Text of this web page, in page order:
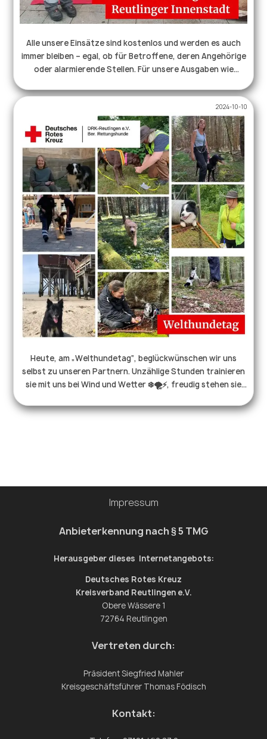
Alle unsere Einsätze sind kostenlos und werden es auch
immer bleiben – egal, ob für Betroffene, deren Angehörige
oder alarmierende Stellen. Für unsere Ausgaben wie
Spendengelder angewiesen. ♥️⛑️ Daher wird man uns und
Adventssamstagen in der Reutlinger Innenstadt
antreffen. ⛑️🐕 Wir freuen uns auf nette Gespräche, neue
und bekannte Gesichter und natürlich auch über eine
Spende in unser Kässchen. Mittlerweile gibt es außerdem
die Möglichkeit, sicher und bequem per PayPal zu spenden
– den QR-Code findet man auch bei unseren Teams auf
den Spendendosen. Wir freuen uns auf alle Besucher und
wünschen eine schöne Vorweihnachtszeit! . . . #ehrenamt
#drk #reutlingen #blaulichtfamilie #rettungshunde
#helferaufvierpfoten #hundeliebe #vermisstensuche
2024-10-10
Heute, am „Welthundetag“, beglückwünschen wir uns
selbst zu unseren Partnern. Unzählige Stunden trainieren
sie mit uns bei Wind und Wetter ❄️🌪️⚡️, freudig stehen sie
laufen sie ins Dunkle und Unbekannte. All das, damit wir im
Impressum
Anbieterkennung nach § 5 TMG
Herausgeber dieses Internetangebots:
Deutsches Rotes Kreuz
Kreisverband Reutlingen e.V.
Obere Wässere 1
72764 Reutlingen
Vertreten durch:
Präsident Siegfried Mahler
Kreisgeschäftsführer Thomas Födisch
Kontakt: